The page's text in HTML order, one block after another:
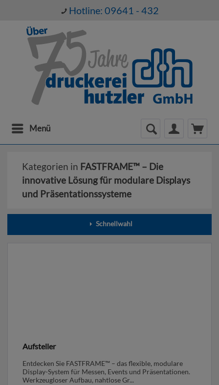
Hotline: 09641 - 432
Menü
Kategorien in FASTFRAME™ – Die
innovative Lösung für modulare Displays
und Präsentationssysteme
Schnellwahl
Aufsteller
Entdecken Sie FASTFRAME™ – das flexible, modulare
Display-System für Messen, Events und Präsentationen.
Werkzeugloser Aufbau, nahtlose Gr...